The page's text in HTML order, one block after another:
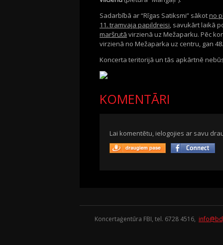
Sadarbībā ar “Rīgas Satiksmi” sākotno
11. tramvaja papildreisi, savukārt laikā
maršrutā virzienā uz Mežaparku. Pēc
virzienā no Mežaparka uz centru, gan
Koncerta teritorijā un tās apkārtnē
KOMENTĀRI
Lai komentētu, ielogojies ar savu
Koncertaģentūra FBI, tel. 6728 4516,